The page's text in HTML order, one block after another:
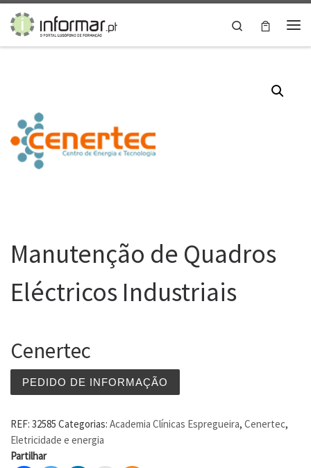
Skip to content
Search
Manutenção de Quadros
Eléctricos Industriais
Cenertec
PEDIDO DE INFORMAÇÃO
REF: 32585 Categorias: Academia Clínicas Espregueira, Cenertec,
Eletricidade e energia
Partilhar